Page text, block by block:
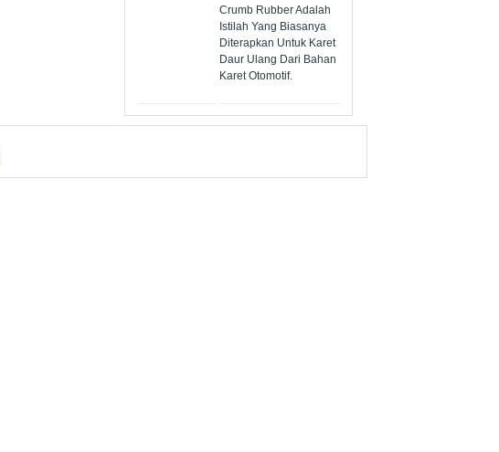
Crumb Rubber Adalah
Istilah Yang Biasanya
Diterapkan Untuk Karet
Daur Ulang Dari Bahan
Karet Otomotif.